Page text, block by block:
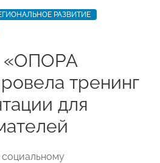
РАЗВИТИЕ
«ОПОРА
тренинг
для